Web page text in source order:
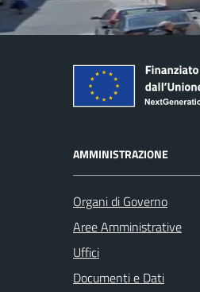
AMMINISTRAZIONE
Organi di Governo
Aree Amministrative
Uffici
Documenti e Dati